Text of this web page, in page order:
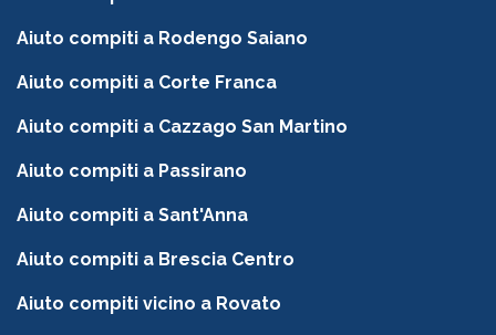
Aiuto compiti a Rodengo Saiano
Aiuto compiti a Corte Franca
Aiuto compiti a Cazzago San Martino
Aiuto compiti a Passirano
Aiuto compiti a Sant'Anna
Aiuto compiti a Brescia Centro
Aiuto compiti vicino a Rovato